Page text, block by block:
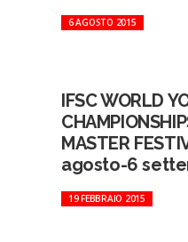
6 AGOSTO 2015
IFSC WORLD
MASTER
agosto-6
19 FEBBRAIO 2015